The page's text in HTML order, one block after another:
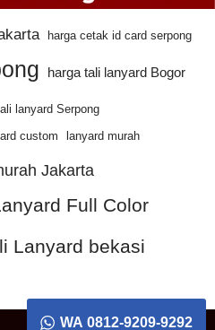
harga cetak id card serpong
harga tali lanyard Bogor
lanyard Serpong
custom lanyard murah
Jakarta
Full Color
Lanyard bekasi
WA 0812-9209-9292